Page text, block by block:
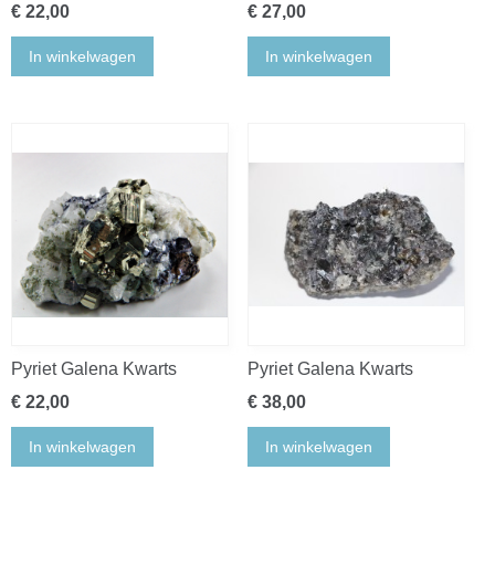
€ 22,00
In winkelwagen
€ 27,00
In winkelwagen
Pyriet Galena Kwarts
€ 22,00
In winkelwagen
Pyriet Galena Kwarts
€ 38,00
In winkelwagen